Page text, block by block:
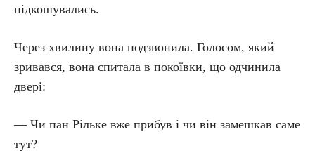
підкошувались.
Через хвилину вона подзвонила. Голосом, який
зривався, вона спитала в покоївки, що одчинила
двері:
— Чи пан Рільке вже прибув і чи він замешкав саме
тут?